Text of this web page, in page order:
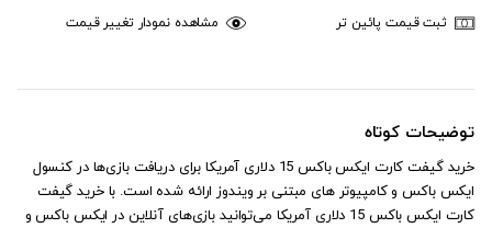
ثبت قیمت پائین تر مشاهده نمودار تغییر قیمت
توضیحات کوتاه
خرید گیفت کارت ایکس باکس 15 دلاری آمریکا برای دریافت بازی‌ها در کنسول
ایکس باکس و کامپیوتر های مبتنی بر ویندوز ارائه شده است. با خرید گیفت
کارت ایکس باکس 15 دلاری آمریکا می‌توانید بازی‌های آنلاین در ایکس باکس و